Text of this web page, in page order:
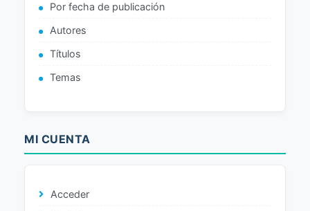
Por fecha de publicación
Autores
Títulos
Temas
MI CUENTA
Acceder